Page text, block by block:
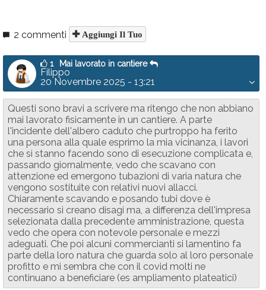
2 commenti Aggiungi Il Tuo
1 Mai lavorato in cantiere
Filippo
20 Novembre 2025 - 13:21
Questi sono bravi a scrivere ma ritengo che non abbiano
mai lavorato fisicamente in un cantiere. A parte
l'incidente dell'albero caduto che purtroppo ha ferito
una persona alla quale esprimo la mia vicinanza, i lavori
che si stanno facendo sono di esecuzione complicata e,
passando giornalmente, vedo che scavano con
attenzione ed emergono tubazioni di varia natura che
vengono sostituite con relativi nuovi allacci.
Chiaramente scavando e posando tubi dove è
necessario si creano disagi ma, a differenza dell'impresa
selezionata dalla precedente amministrazione, questa
vedo che opera con notevole personale e mezzi
adeguati. Che poi alcuni commercianti si lamentino fa
parte della loro natura che guarda solo al loro personale
profitto e mi sembra che con il covid molti ne
continuano a beneficiare (es ampliamento plateatici)